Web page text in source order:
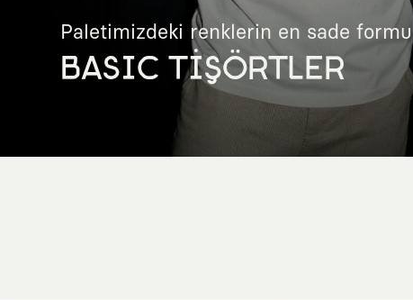
Paletimizdeki renklerin en sade formu
BASIC TİŞÖRTLER